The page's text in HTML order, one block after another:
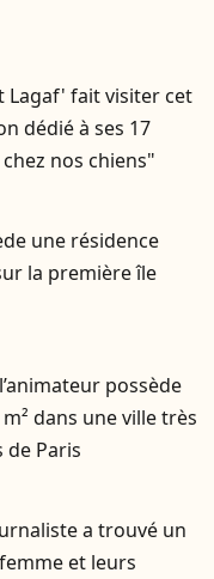
Lagaf' fait visiter cet
dédié à ses 17
nos chiens"
une résidence
la première île
possède
dans une ville très
de Paris
a trouvé un
et leurs